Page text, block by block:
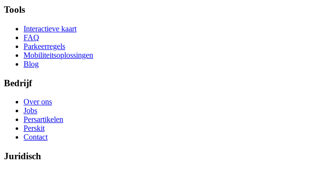
Tools
Interactieve kaart
FAQ
Parkeerregels
Mobiliteitsoplossingen
Blog
Bedrijf
Over ons
Jobs
Persartikelen
Perskit
Contact
Juridisch